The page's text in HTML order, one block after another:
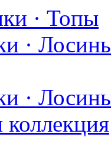
· Топы
·
·